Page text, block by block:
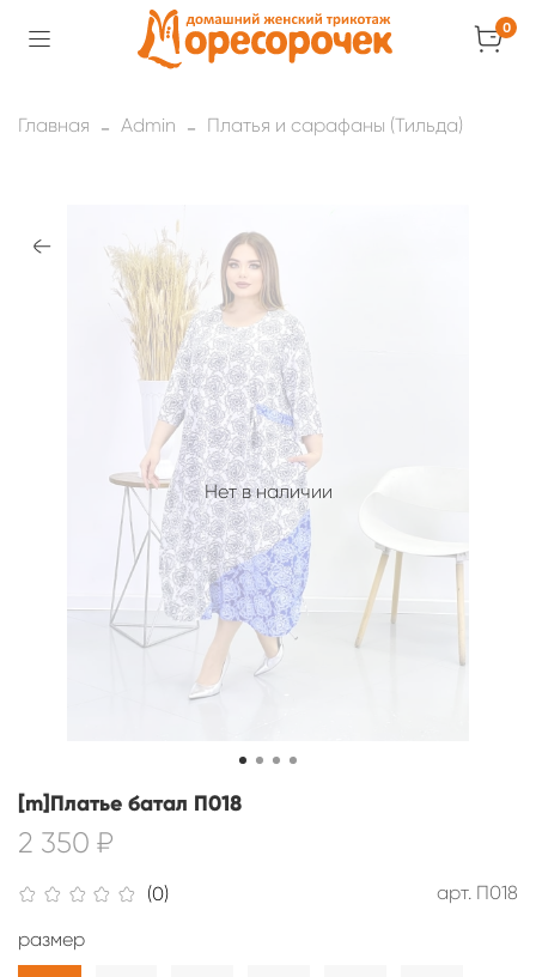
0
Главная Admin Платья и сарафаны (Тильда)
Нет в наличии
(0) арт. П018
[m]Платье батал П018
2 350 ₽
размер